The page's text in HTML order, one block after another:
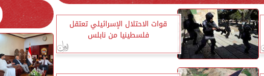
قوات الاحتلال الإسرائيلي تعتقل
فلسطينيا من نابلس